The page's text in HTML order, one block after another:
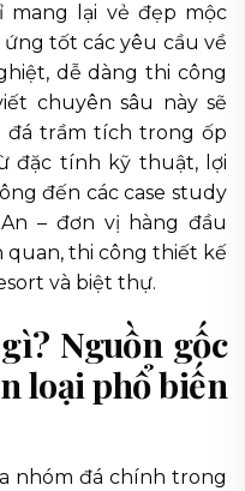
mang lại vẻ đẹp mộc
tốt các yêu cầu về
dễ dàng thi công
chuyên sâu này sẽ
đá trầm tích trong ốp
đặc tính kỹ thuật, lợi
đến các case study
– đơn vị hàng đầu
thi công thiết kế
và biệt thự.
Nguồn gốc
loại phổ biến
nhóm đá chính trong